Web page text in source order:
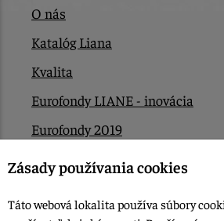
O nás
Katalóg Liana
Kvalita
Eurofondy LIANE - inovácia
Eurofondy 2019
Eurofondy 2022/2023
Kontakt
Zásady používania cookies
Táto webová lokalita používa súbory